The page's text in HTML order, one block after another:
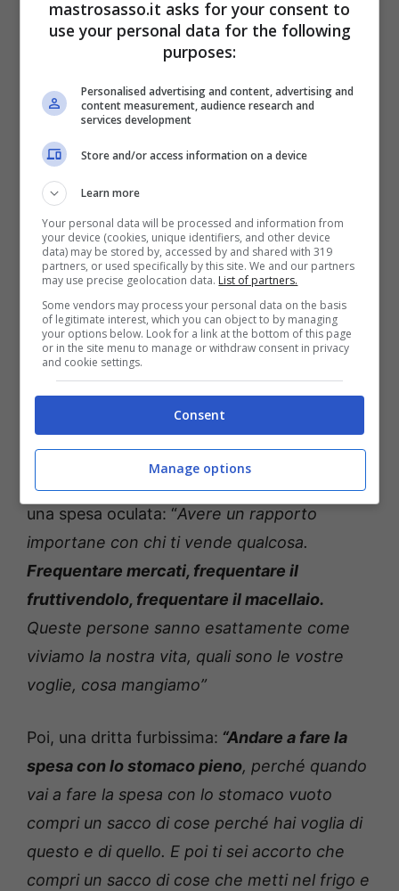
Bruno Barbieri svela come fare la spesa senza sprechi:
l’errore da non commettere – (Mastrosasso.it)
In questi ultimi anni imitiamo un po’ troppo
gli americani.Andiamo al supermercato una
volta al mese, con dei mega carrelloni,
buttiamo dentro della gran roba e portiamo
tutto a casa. Riempiamo frigoriferi,
riempiamo le nostre dispense e questo non
va bene”
rivelato un aspetto fondamentale per fare
una spesa oculata: “Avere un rapporto
importane con chi ti vende qualcosa.
Frequentare mercati, frequentare il
fruttivendolo, frequentare il macellaio.
Queste persone sanno esattamente come
viviamo la nostra vita, quali sono le vostre
voglie, cosa mangiamo”
Poi, una dritta furbissima: “Andare a fare la
spesa con lo stomaco pieno, perché quando
vai a fare la spesa con lo stomaco vuoto
compri un sacco di cose perché hai voglia di
questo e di quello. E poi ti sei accorto che
compri un sacco di cose che metti nel frigo e
mastrosasso.it asks for your consent to
use your personal data for the following
purposes:
Personalised advertising and content, advertising and
content measurement, audience research and
services development
Store and/or access information on a device
Learn more
Your personal data will be processed and information from
your device (cookies, unique identifiers, and other device
data) may be stored by, accessed by and shared with 319
partners, or used specifically by this site. We and our partners
may use precise geolocation data. List of partners.
Some vendors may process your personal data on the basis
of legitimate interest, which you can object to by managing
your options below. Look for a link at the bottom of this page
or in the site menu to manage or withdraw consent in privacy
and cookie settings.
Consent
Manage options